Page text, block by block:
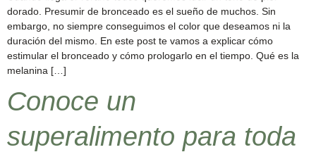
dorado. Presumir de bronceado es el sueño de muchos. Sin
embargo, no siempre conseguimos el color que deseamos ni la
duración del mismo. En este post te vamos a explicar cómo
estimular el bronceado y cómo prologarlo en el tiempo. Qué es la
melanina […]
Conoce un
superalimento para toda